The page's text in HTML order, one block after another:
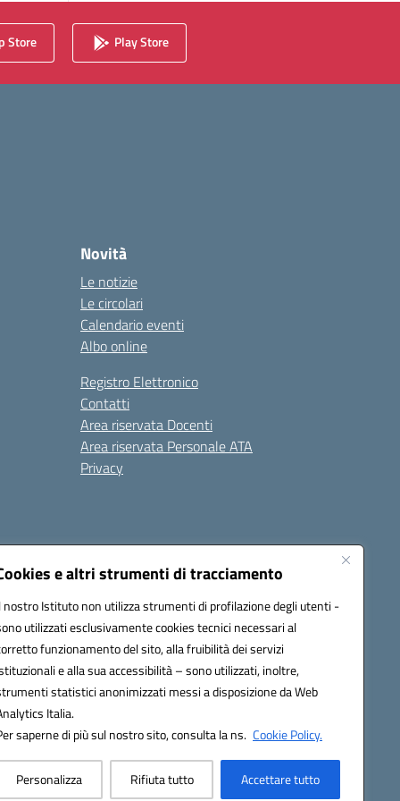
e altri strumenti di tracciamento
nostro Istituto non utilizza strumenti di profilazione degli utenti -
utilizzati esclusivamente cookies tecnici necessari al
funzionamento del sito, alla fruibilità dei servizi
e alla sua accessibilità – sono utilizzati, inoltre,
statistici anonimizzati messi a disposizione da Web
Italia.
saperne di più sul nostro sito, consulta la ns. Cookie Policy.
Personalizza Rifiuta tutto Accettare tutto
Store Play Store
Novità
Le notizie
Le circolari
Calendario eventi
Albo online
Registro Elettronico
Contatti
Area riservata Docenti
Area riservata Personale ATA
Privacy